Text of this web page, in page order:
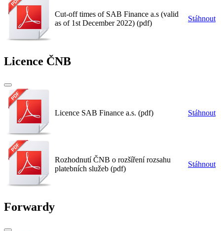
Cut-off times of SAB Finance a.s (valid
as of 1st December 2022) (pdf)
Stáhnout
Licence ČNB
Licence SAB Finance a.s. (pdf) Stáhnout
Rozhodnutí ČNB o rozšíření rozsahu
platebních služeb (pdf)
Stáhnout
Forwardy